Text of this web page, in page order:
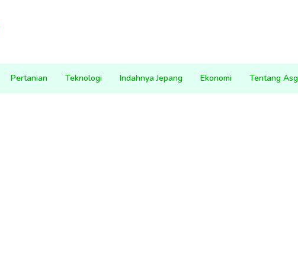
Pertanian Teknologi Indahnya Jepang Ekonomi Tentang